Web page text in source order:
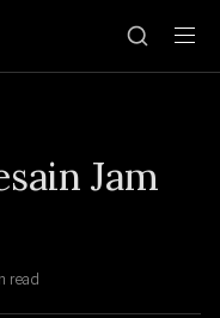
Jam
read